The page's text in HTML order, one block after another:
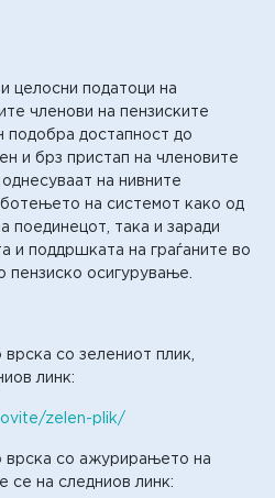
целосни податоци на
членови на пензиските
подобра достапност до
и брз пристап на членовите
на нивните
на системот како од
поединецот, така и заради
и поддршката на граѓаните во
пензиско осигурување.
со зелениот плик,
линк:
zelen-plik/
врска со ажурирањето на
се на следниов линк: